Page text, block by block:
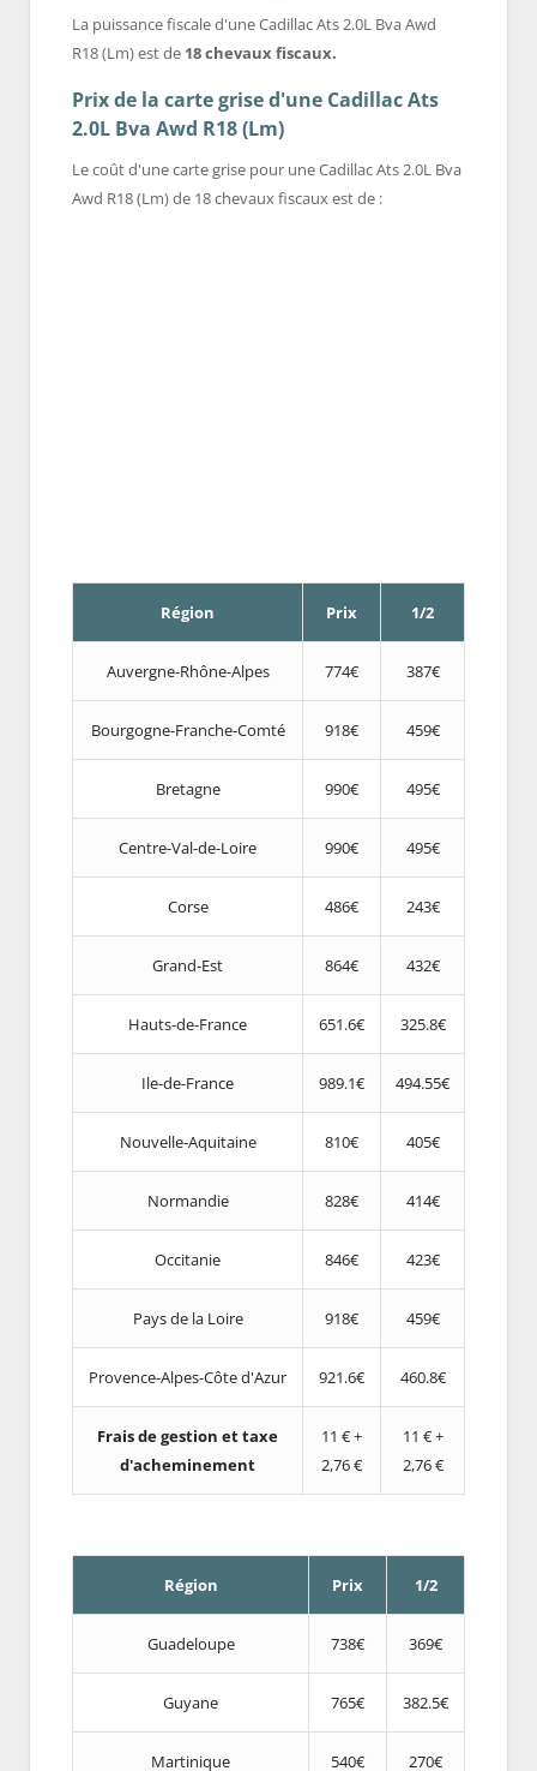
La puissance fiscale d'une Cadillac Ats 2.0L Bva Awd
R18 (Lm) est de 18 chevaux fiscaux.
Prix de la carte grise d'une Cadillac Ats
2.0L Bva Awd R18 (Lm)
Le coût d'une carte grise pour une Cadillac Ats 2.0L Bva
Awd R18 (Lm) de 18 chevaux fiscaux est de :
Région Prix 1/2
Auvergne-Rhône-Alpes 774€ 387€
Bourgogne-Franche-Comté 918€ 459€
Bretagne 990€ 495€
Centre-Val-de-Loire 990€ 495€
Corse 486€ 243€
Grand-Est 864€ 432€
Hauts-de-France 651.6€ 325.8€
Ile-de-France 989.1€ 494.55€
Nouvelle-Aquitaine 810€ 405€
Normandie 828€ 414€
Occitanie 846€ 423€
Pays de la Loire 918€ 459€
Provence-Alpes-Côte d'Azur 921.6€ 460.8€
Frais de gestion et taxe
d'acheminement
11 € +
2,76 €
11 € +
2,76 €
Région Prix 1/2
Guadeloupe 738€ 369€
Guyane 765€ 382.5€
Martinique 540€ 270€